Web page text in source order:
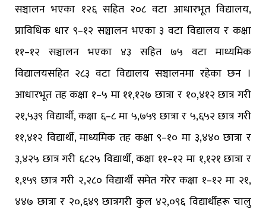
सञ्चालन भएका १२६ सहित २०८ वटा आधारभूत विद्यालय,
प्राविधिक धार ९–१२ सञ्चालन भएका ३ वटा विद्यालय र कक्षा
११–१२ सञ्चालन भएका ४३ सहित ७५ वटा माध्यमिक
विद्यालयसहित २८३ वटा विद्यालय सञ्चालनमा रहेका छन ।
आधारभूत तह कक्षा १–५ मा ११,१२७ छात्रा र १०,४१२ छात्र गरी
२१,५३९ विद्यार्थी, कक्षा ६–८ मा ५,७५९ छात्रा र ५,६५२ छात्र गरी
११,४१२ विद्यार्थी, माध्यमिक तह कक्षा ९–१० मा ३,४४० छात्रा र
३,४२५ छात्र गरी ६८२५ विद्यार्थी, कक्षा ११–१२ मा १,१२१ छात्रा र
१,१५९ छात्र गरी २,२८० विद्यार्थी समेत गरेर कक्षा १–१२ मा २१,
४४७ छात्रा र २०,६४९ छात्रगरी कुल ४२,०९६ विद्यार्थीहरू चालु